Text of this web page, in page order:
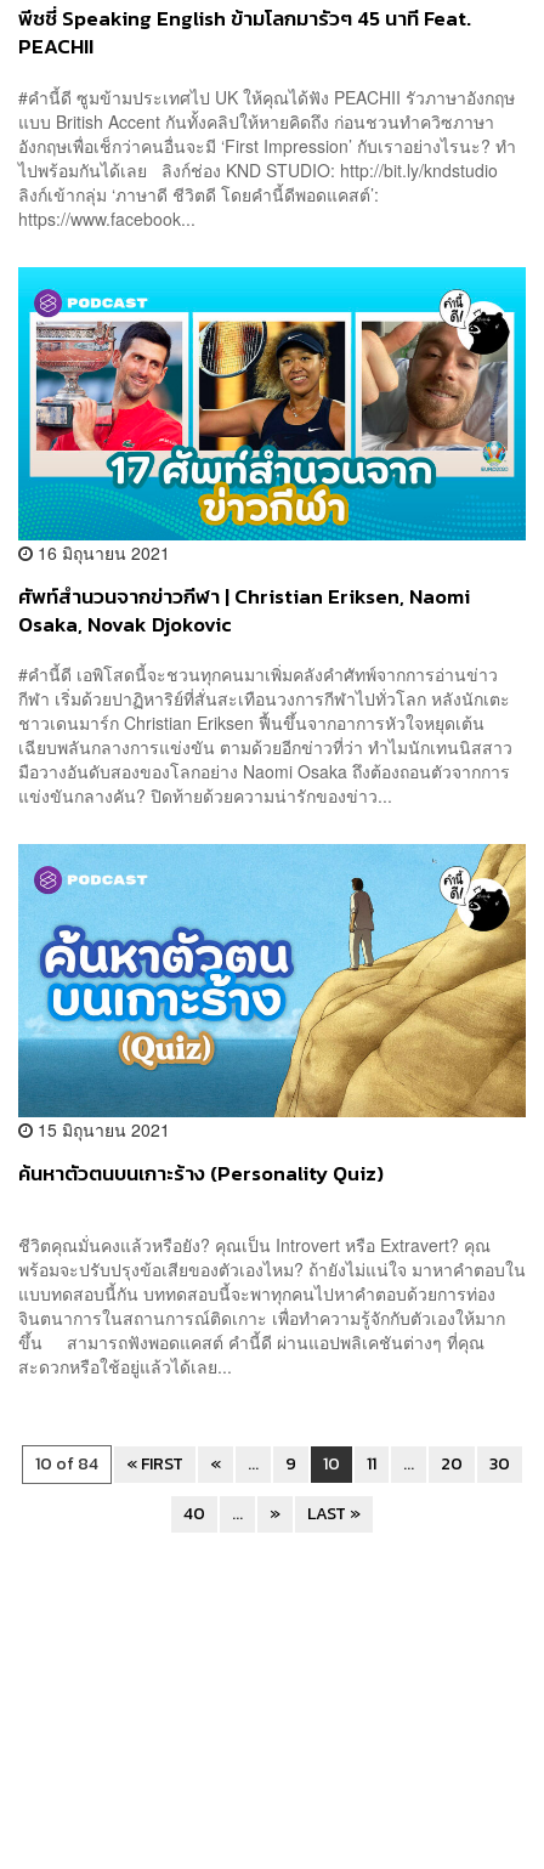
พีชชี่ Speaking English ข้ามโลกมารัวๆ 45 นาที Feat.
PEACHII
#คำนี้ดี ซูมข้ามประเทศไป UK ให้คุณได้ฟัง PEACHII รัวภาษาอังกฤษ
แบบ British Accent กันทั้งคลิปให้หายคิดถึง ก่อนชวนทำควิซภาษา
อังกฤษเพื่อเช็กว่าคนอื่นจะมี ‘First Impression’ กับเราอย่างไรนะ? ทำ
ไปพร้อมกันได้เลย ลิงก์ช่อง KND STUDIO: http://bit.ly/kndstudio
ลิงก์เข้ากลุ่ม ‘ภาษาดี ชีวิตดี โดยคำนี้ดีพอดแคสต์’:
https://www.facebook...
16 มิถุนายน 2021
ศัพท์สำนวนจากข่าวกีฬา | Christian Eriksen, Naomi
Osaka, Novak Djokovic
#คำนี้ดี เอพิโสดนี้จะชวนทุกคนมาเพิ่มคลังคำศัทพ์จากการอ่านข่าว
กีฬา เริ่มด้วยปาฏิหาริย์ที่สั่นสะเทือนวงการกีฬาไปทั่วโลก หลังนักเตะ
ชาวเดนมาร์ก Christian Eriksen ฟื้นขึ้นจากอาการหัวใจหยุดเต้น
เฉียบพลันกลางการแข่งขัน ตามด้วยอีกข่าวที่ว่า ทำไมนักเทนนิสสาว
มือวางอันดับสองของโลกอย่าง Naomi Osaka ถึงต้องถอนตัวจากการ
แข่งขันกลางคัน? ปิดท้ายด้วยความน่ารักของข่าว...
15 มิถุนายน 2021
ค้นหาตัวตนบนเกาะร้าง (Personality Quiz)
ชีวิตคุณมั่นคงแล้วหรือยัง? คุณเป็น Introvert หรือ Extravert? คุณ
พร้อมจะปรับปรุงข้อเสียของตัวเองไหม? ถ้ายังไม่แน่ใจ มาหาคำตอบใน
แบบทดสอบนี้กัน บททดสอบนี้จะพาทุกคนไปหาคำตอบด้วยการท่อง
จินตนาการในสถานการณ์ติดเกาะ เพื่อทำความรู้จักกับตัวเองให้มาก
ขึ้น สามารถฟังพอดแคสต์ คำนี้ดี ผ่านแอปพลิเคชันต่างๆ ที่คุณ
สะดวกหรือใช้อยู่แล้วได้เลย...
10 of 84 « FIRST « ... 9 10 11 ... 20
30
40
... » LAST »